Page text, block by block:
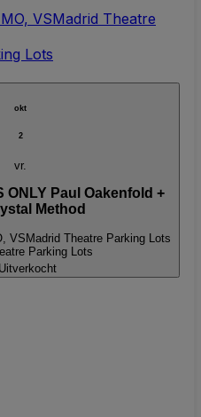
VSMadrid Theatre
Lots
okt
2
vr.
ONLY Paul Oakenfold +
Method
VSMadrid Theatre Parking Lots
Parking Lots
Uitverkocht